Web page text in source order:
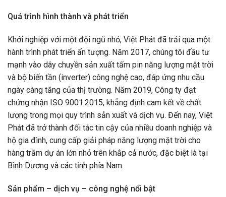
Quá trình hình thành và phát triển
Khởi nghiệp với một đội ngũ nhỏ, Việt Phát đã trải qua một
hành trình phát triển ấn tượng. Năm 2017, chúng tôi đầu tư
mạnh vào dây chuyền sản xuất tấm pin năng lượng mặt trời
và bộ biến tần (inverter) công nghệ cao, đáp ứng nhu cầu
ngày càng tăng của thị trường. Năm 2019, Công ty đạt
chứng nhận ISO 9001:2015, khẳng định cam kết về chất
lượng trong mọi quy trình sản xuất và dịch vụ. Đến nay, Việt
Phát đã trở thành đối tác tin cậy của nhiều doanh nghiệp và
hộ gia đình, cung cấp giải pháp năng lượng mặt trời cho
hàng trăm dự án lớn nhỏ trên khắp cả nước, đặc biệt là tại
Bình Dương và các tỉnh phía Nam.
Sản phẩm – dịch vụ – công nghệ nổi bật